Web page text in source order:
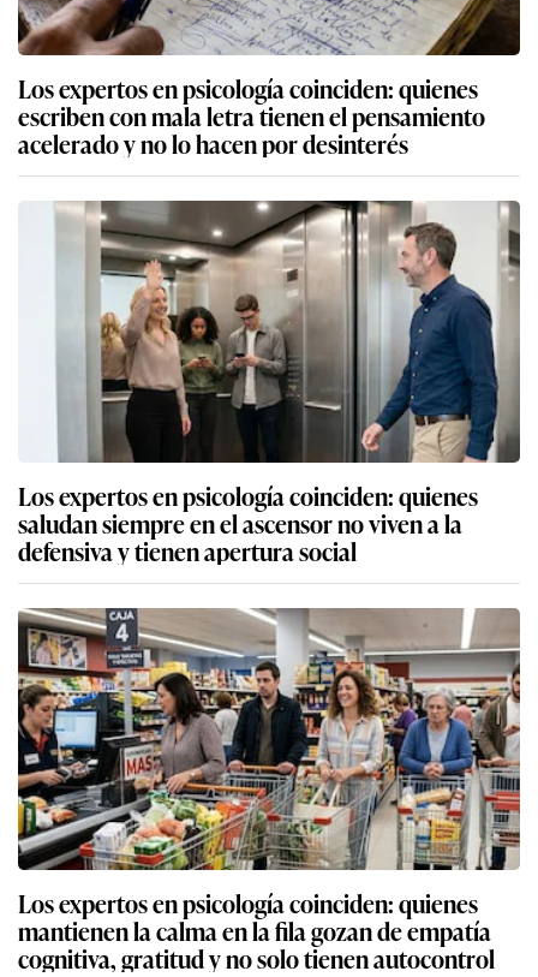
Los expertos en psicología coinciden: quienes
escriben con mala letra tienen el pensamiento
acelerado y no lo hacen por desinterés
Los expertos en psicología coinciden: quienes
saludan siempre en el ascensor no viven a la
defensiva y tienen apertura social
Los expertos en psicología coinciden: quienes
mantienen la calma en la fila gozan de empatía
cognitiva, gratitud y no solo tienen autocontrol